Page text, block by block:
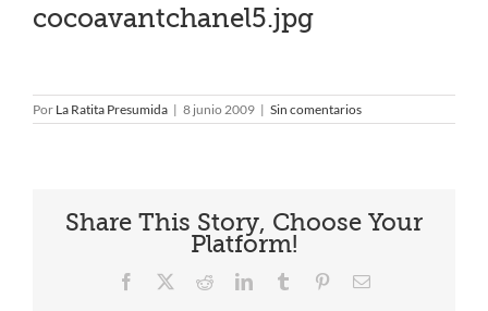
cocoavantchanel5.jpg
Por La Ratita Presumida | 8 junio 2009 | Sin comentarios
Share This Story, Choose Your
Platform!
Facebook RedditLinkedInTumblr PinterestCorreo